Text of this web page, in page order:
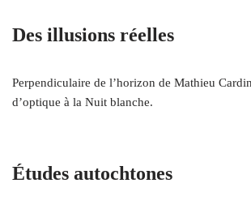
Des illusions réelles
Perpendiculaire de l’horizon de Mathieu
d’optique à la Nuit blanche.
Études autochtones